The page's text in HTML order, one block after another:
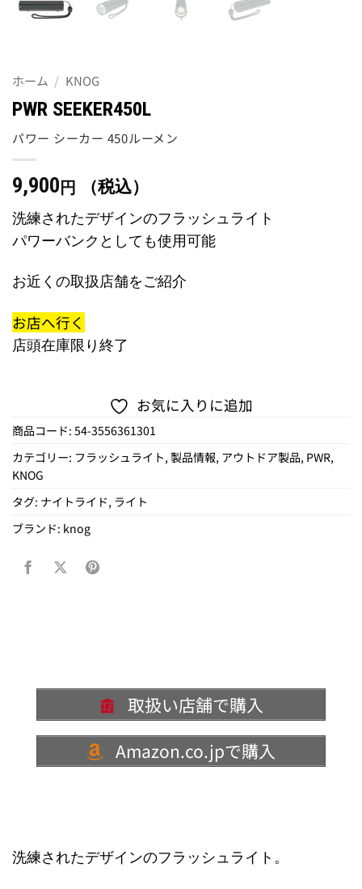
ホーム / KNOG
PWR SEEKER450L
パワー シーカー 450ルーメン
9,900 円 （税込）
洗練されたデザインのフラッシュライト
パワーバンクとしても使用可能
お近くの取扱店舗をご紹介
お店へ行く
店頭在庫限り終了
お気に入りに追加
商品コード: 54-3556361301
カテゴリー: フラッシュライト, 製品情報, アウトドア製品, PWR,
KNOG
タグ: ナイトライド, ライト
ブランド: knog
取扱い店舗で購入
Amazon.co.jpで購入
洗練されたデザインのフラッシュライト。